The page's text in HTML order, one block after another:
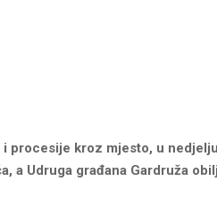
i procesije kroz mjesto, u
a Udruga građana Gardruža